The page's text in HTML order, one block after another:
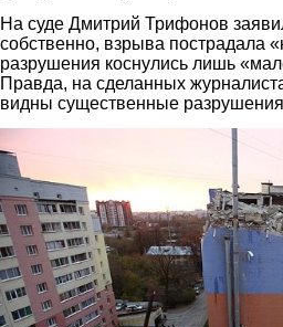
На суде Дмитрий Трифонов
собственно, взрыва пострадала
разрушения коснулись лишь
Правда, на сделанных
видны существенные
3.jpg